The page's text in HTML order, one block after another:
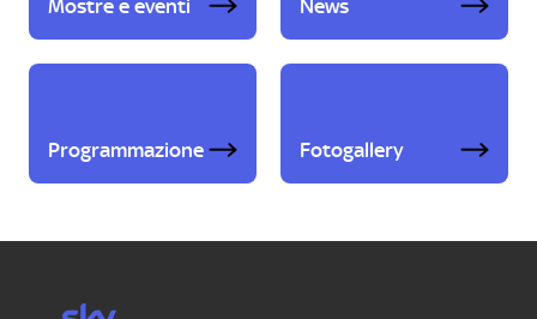
Mostre e eventi News
Programmazione Fotogallery